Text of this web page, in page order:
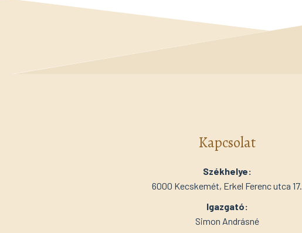
Kapcsolat
Székhelye:
6000 Kecskemét, Erkel Ferenc utca 17.
Igazgató:
Simon Andrásné